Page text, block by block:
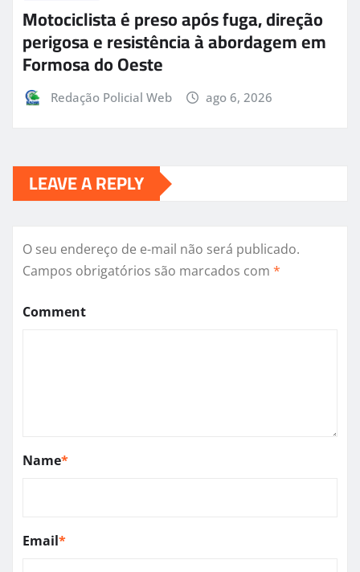
Motociclista é preso após fuga, direção
perigosa e resistência à abordagem em
Formosa do Oeste
Redação Policial Web ago 6, 2026
LEAVE A REPLY
O seu endereço de e-mail não será publicado.
Campos obrigatórios são marcados com *
Comment
Name*
Email*